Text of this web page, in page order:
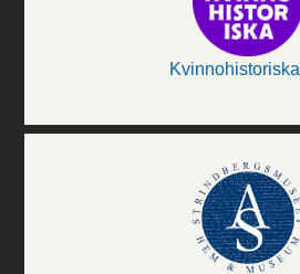
Kvinnohistoriska